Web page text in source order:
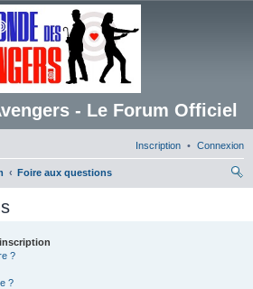
- Le Forum Officiel
Connexion
Inscription
Foire aux questions
?
?